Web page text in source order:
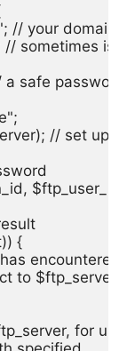
// your domain
// sometimes is
safe password
// set up a
{
has encountered
to $ftp_server
for user